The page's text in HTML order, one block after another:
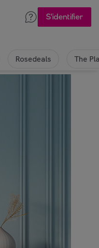
S'identifier
Rosedeals The